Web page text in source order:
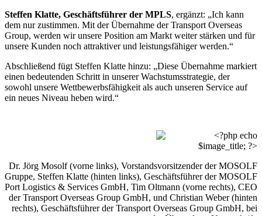
Steffen Klatte, Geschäftsführer der MPLS, ergänzt: „Ich kann
dem nur zustimmen. Mit der Übernahme der Transport Overseas
Group, werden wir unsere Position am Markt weiter stärken und für
unsere Kunden noch attraktiver und leistungsfähiger werden.“
Abschließend fügt Steffen Klatte hinzu: „Diese Übernahme markiert
einen bedeutenden Schritt in unserer Wachstumsstrategie, der
sowohl unsere Wettbewerbsfähigkeit als auch unseren Service auf
ein neues Niveau heben wird.“
Dr. Jörg Mosolf (vorne links), Vorstandsvorsitzender der MOSOLF
Gruppe, Steffen Klatte (hinten links), Geschäftsführer der MOSOLF
Port Logistics & Services GmbH, Tim Oltmann (vorne rechts), CEO
der Transport Overseas Group GmbH, und Christian Weber (hinten
rechts), Geschäftsführer der Transport Overseas Group GmbH, bei